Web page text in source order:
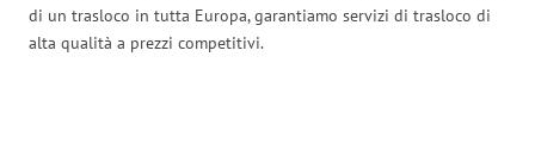
di un trasloco in tutta Europa, garantiamo servizi di trasloco di
alta qualità a prezzi competitivi.